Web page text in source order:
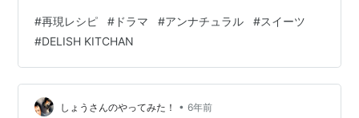
安を感じ 結婚している人も増えているという。 そんな中
結婚しないのではなく、できない！女の知られざる生態
に迫る。 少しふざけた日常ブログである。 ※このブログ
には商品の写真、細かい紹介を省くためと ものすごい下
心で楽天、その他アフィリエイトを使用しております。
#再現レシピ # ドラマ #アンナチュラル #スイーツ
#DELISH KITCHAN
しょうさんのやってみた！ • 6年前